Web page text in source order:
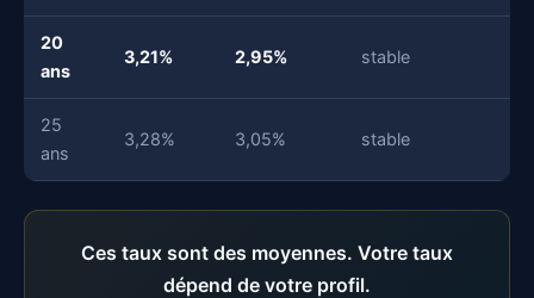
20
ans
3,21% 2,95% stable
25
ans
3,28% 3,05% stable
Ces taux sont des moyennes. Votre taux
dépend de votre profil.